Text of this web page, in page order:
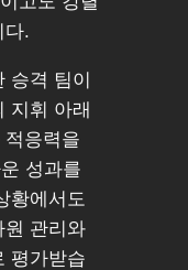
다.
승격 팀이
지휘 아래
응력을
성과를
황에서도
원 관리와
평가받습